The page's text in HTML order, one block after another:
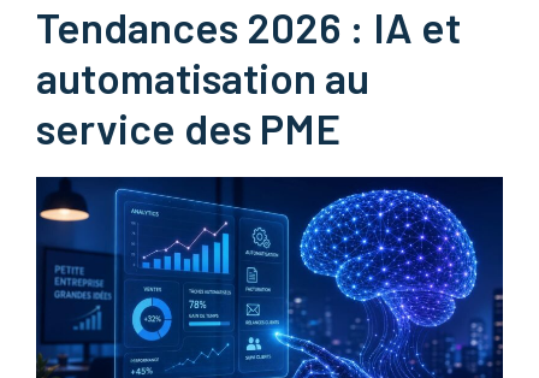
Tendances 2026 : IA et
automatisation au
service des PME